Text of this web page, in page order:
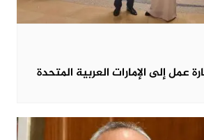
عمل إلى الإمارات العربية المتحدة